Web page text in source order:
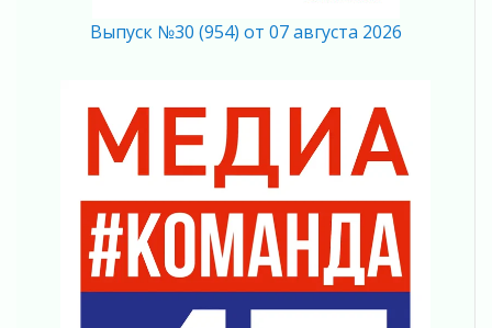
Память, сталь и музыка
04 августа 2026
Никакого принуждения, только письменное
согласие
04 августа 2026
Без риска для здоровья и кошелька
04 августа 2026
Важная информация
04 августа 2026
Что делать со сбережениями
Выпуск №30 (954) от 07 августа 2026